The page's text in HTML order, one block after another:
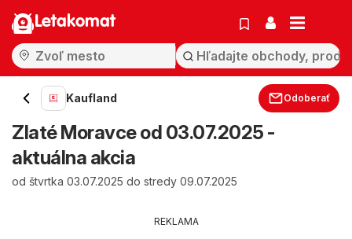
Letakomat
Kaufland Odoberať
Zlaté Moravce od 03.07.2025 -
aktuálna akcia
od štvrtka 03.07.2025 do stredy 09.07.2025
REKLAMA